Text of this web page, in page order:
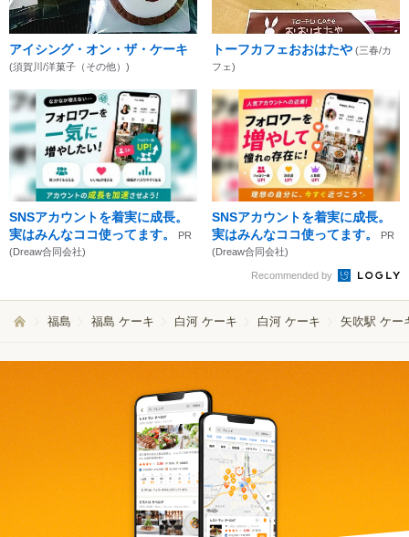
アイシング・オン・ザ・ケーキ
(須賀川/洋菓子（その他）)
トーフカフェおおはたや (三春/カ
フェ)
SNSアカウントを着実に成長。
実はみんなココ使ってます。
PR
(Dreaw合同会社)
SNSアカウントを着実に成長。
実はみんなココ使ってます。
PR
(Dreaw合同会社)
Recommended by
福島 福島 ケーキ 白河 ケーキ 白河 ケーキ 矢吹駅 ケー